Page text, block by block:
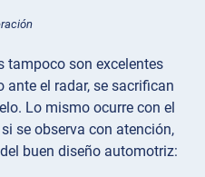
tampoco son excelentes
el radar, se sacrifican
Lo mismo ocurre con el
se observa con atención,
buen diseño automotriz: